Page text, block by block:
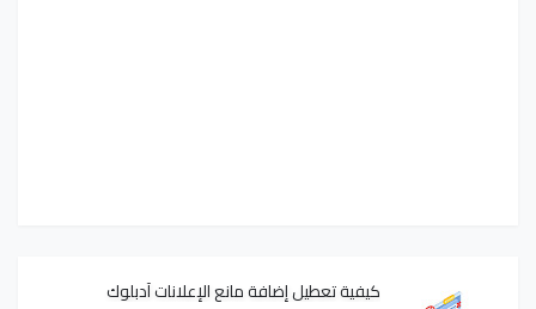
كيفية تعطيل إضافة مانع الإعلانات آدبلوك